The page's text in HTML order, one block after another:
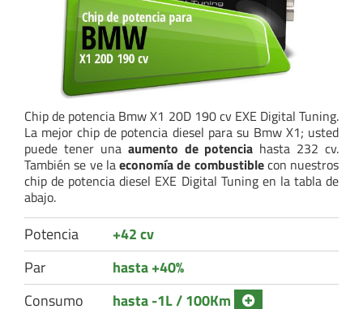
Chip de potencia Bmw X1 20D 190 cv EXE Digital Tuning.
La mejor chip de potencia diesel para su Bmw X1; usted
puede tener una aumento de potencia hasta 232 cv.
También se ve laeconomía de combustiblecon nuestros
chip de potencia diesel EXE Digital Tuning en la tabla de
abajo.
Potencia
+42 cv
Par
hasta +40%
Consumo
hasta -1L / 100Km